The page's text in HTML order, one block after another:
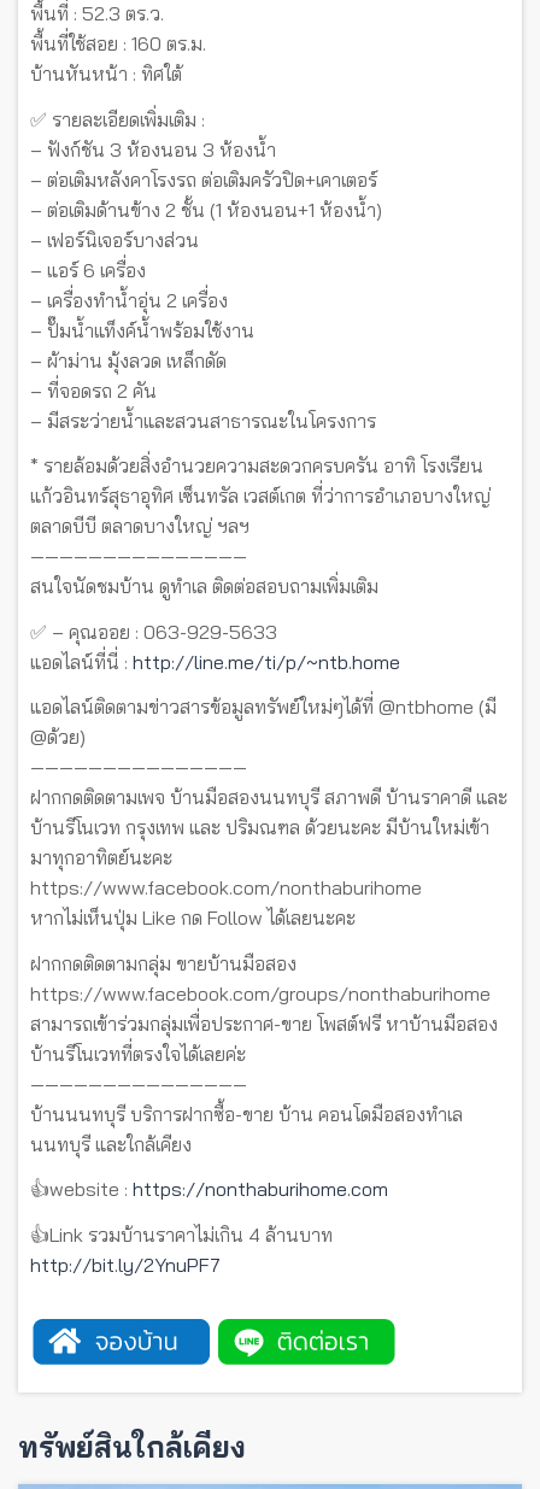
พื้นที่ : 52.3 ตร.ว.
พื้นที่ใช้สอย : 160 ตร.ม.
บ้านหันหน้า : ทิศใต้
✅ รายละเอียดเพิ่มเติม :
– ฟังก์ชัน 3 ห้องนอน 3 ห้องน้ำ
– ต่อเติมหลังคาโรงรถ ต่อเติมครัวปิด+เคาเตอร์
– ต่อเติมด้านข้าง 2 ชั้น (1 ห้องนอน+1 ห้องน้ำ)
– เฟอร์นิเจอร์บางส่วน
– แอร์ 6 เครื่อง
– เครื่องทำน้ำอุ่น 2 เครื่อง
– ปั๊มน้ำแท็งค์น้ำพร้อมใช้งาน
– ผ้าม่าน มุ้งลวด เหล็กดัด
– ที่จอดรถ 2 คัน
– มีสระว่ายน้ำและสวนสาธารณะในโครงการ
* รายล้อมด้วยสิ่งอำนวยความสะดวกครบครัน อาทิ โรงเรียน
แก้วอินทร์สุธาอุทิศ เซ็นทรัล เวสต์เกต ที่ว่าการอำเภอบางใหญ่
ตลาดบีบี ตลาดบางใหญ่ ฯลฯ
———————————————
สนใจนัดชมบ้าน ดูทำเล ติดต่อสอบถามเพิ่มเติม
✅ – คุณออย : 063-929-5633
แอดไลน์ที่นี่ : http://line.me/ti/p/~ntb.home
แอดไลน์ติดตามข่าวสารข้อมูลทรัพย์ใหม่ๆได้ที่ @ntbhome (มี
@ด้วย)
———————————————
ฝากกดติดตามเพจ บ้านมือสองนนทบุรี สภาพดี บ้านราคาดี และ
บ้านรีโนเวท กรุงเทพ และ ปริมณฑล ด้วยนะคะ มีบ้านใหม่เข้า
มาทุกอาทิตย์นะคะ
https://www.facebook.com/nonthaburihome
หากไม่เห็นปุ่ม Like กด Follow ได้เลยนะคะ
ฝากกดติดตามกลุ่ม ขายบ้านมือสอง
https://www.facebook.com/groups/nonthaburihome
สามารถเข้าร่วมกลุ่มเพื่อประกาศ-ขาย โพสต์ฟรี หาบ้านมือสอง
บ้านรีโนเวทที่ตรงใจได้เลยค่ะ
———————————————
บ้านนนทบุรี บริการฝากซื้อ-ขาย บ้าน คอนโดมือสองทำเล
นนทบุรี และใกล้เคียง
👍website : https://nonthaburihome.com
👍Link รวมบ้านราคาไม่เกิน 4 ล้านบาท
http://bit.ly/2YnuPF7
ทรัพย์สินใกล้เคียง